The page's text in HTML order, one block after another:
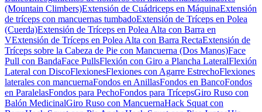
(Mountain Climbers)Extensión de Cuádriceps en MáquinaExtensión
de tríceps con mancuernas tumbadoExtensión de Tríceps en Polea
(Cuerda)Extensión de Tríceps en Polea Alta con Barra en
VExtensión de Tríceps en Polea Alta con Barra RectaExtensión de
Tríceps sobre la Cabeza de Pie con Mancuerna (Dos Manos)Face
Pull con BandaFace PullsFlexión con Giro a Plancha LateralFlexión
Lateral con DiscoFlexionesFlexiones con Agarre EstrechoFlexiones
laterales con mancuernaFondos en AnillasFondos en BancoFondos
en ParalelasFondos para PechoFondos para TrícepsGiro Ruso con
Balón MedicinalGiro Ruso con MancuernaHack Squat con